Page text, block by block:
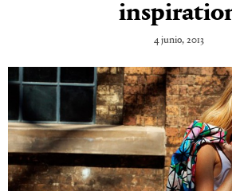
4 junio, 2013